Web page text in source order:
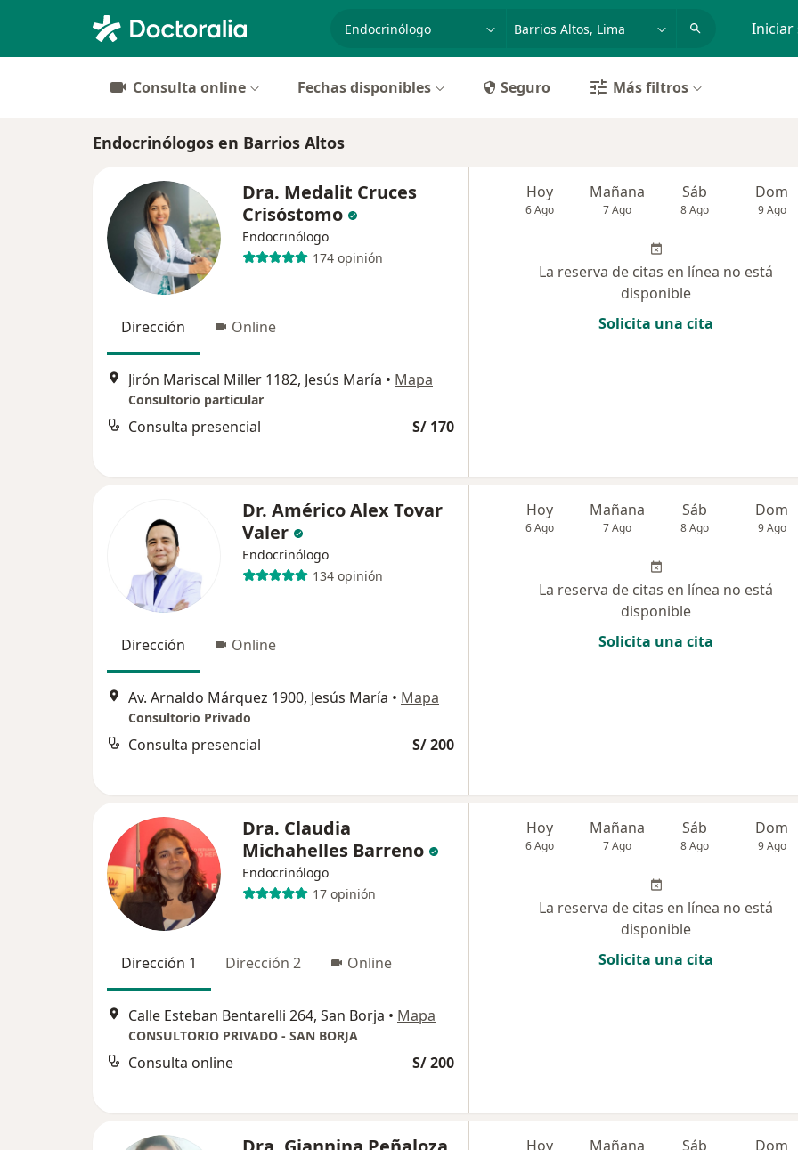
especialidad, enfermedad o nombre Iniciar
Consulta online Fechas disponibles Seguro Más filtros
Endocrinólogos en Barrios Altos
Dra. Medalit Cruces
Crisóstomo
Endocrinólogo
174 opinión
Dirección Online
Jirón Mariscal Miller 1182, Jesús María • Mapa
Consultorio particular
Consulta presencial S/ 170
Hoy
6 Ago
Mañana
7 Ago
Sáb
8 Ago
Dom
9 Ago
La reserva de citas en línea no está
disponible
Solicita una cita
Dr. Américo Alex Tovar
Valer
Endocrinólogo
134 opinión
Dirección Online
Av. Arnaldo Márquez 1900, Jesús María • Mapa
Consultorio Privado
Consulta presencial S/ 200
Hoy
6 Ago
Mañana
7 Ago
Sáb
8 Ago
Dom
9 Ago
La reserva de citas en línea no está
disponible
Solicita una cita
Dra. Claudia
Michahelles Barreno
Endocrinólogo
17 opinión
Dirección 1 Dirección 2 Online
Calle Esteban Bentarelli 264, San Borja • Mapa
CONSULTORIO PRIVADO - SAN BORJA
Consulta online S/ 200
Hoy
6 Ago
Mañana
7 Ago
Sáb
8 Ago
Dom
9 Ago
La reserva de citas en línea no está
disponible
Solicita una cita
Hoy Mañana Sáb Dom